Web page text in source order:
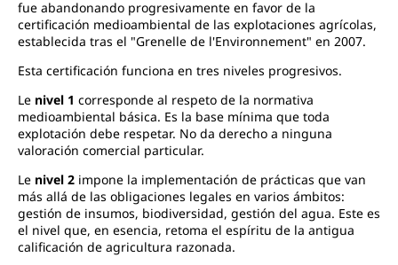
fue abandonando progresivamente en favor de la
certificación medioambiental de las explotaciones agrícolas,
establecida tras el "Grenelle de l'Environnement" en 2007.
Esta certificación funciona en tres niveles progresivos.
Le nivel 1 corresponde al respeto de la normativa
medioambiental básica. Es la base mínima que toda
explotación debe respetar. No da derecho a ninguna
valoración comercial particular.
Le nivel 2 impone la implementación de prácticas que van
más allá de las obligaciones legales en varios ámbitos:
gestión de insumos, biodiversidad, gestión del agua. Este es
el nivel que, en esencia, retoma el espíritu de la antigua
calificación de agricultura razonada.